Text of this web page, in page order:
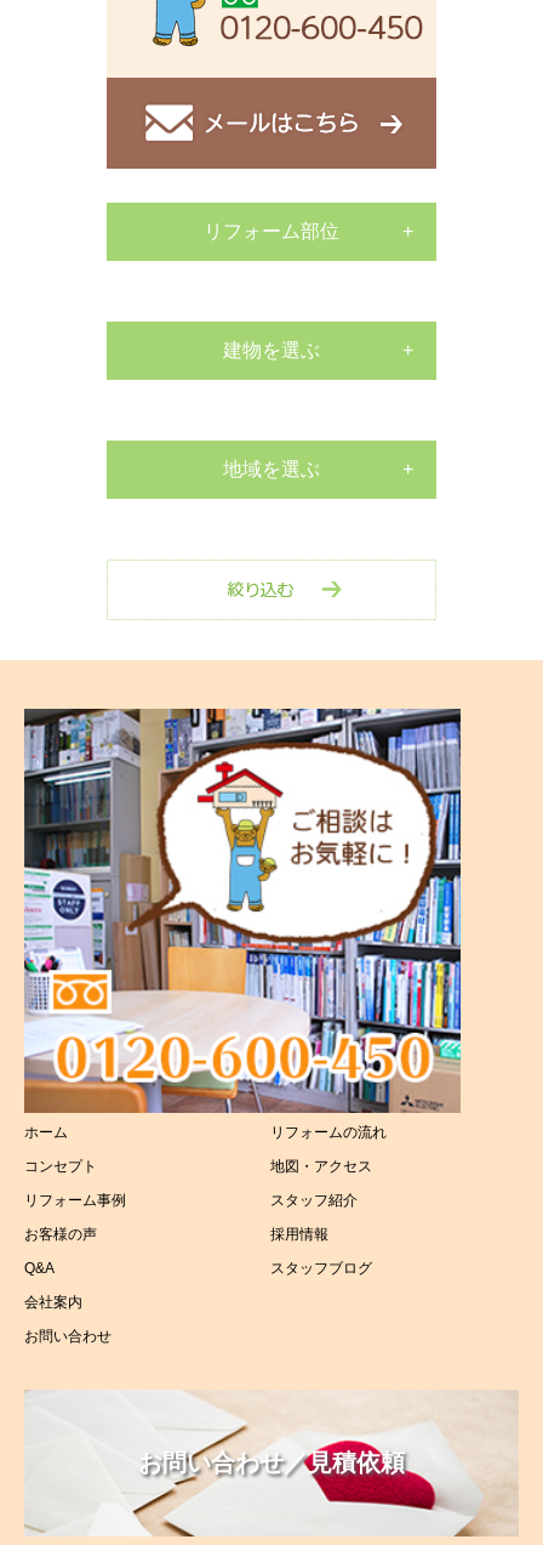
リフォーム部位
水栓交換工事
室内リフォーム
玄関リフォーム
防水工事
外壁塗装工事
屋根リフォーム
キッチンリフォーム
浴室リフォーム
トイレリフォーム
洗面所リフォーム
太陽光リフォーム
建物を選ぶ
マンション地域を選ぶ
保土ヶ谷区
戸塚区
港南区
磯子区
その他
ホーム
コンセプト
リフォーム事例
お客様の声
Q&A
会社案内
お問い合わせ
リフォームの流れ
地図・アクセス
スタッフ紹介
採用情報
スタッフブログ
お問い合わせ／見積依頼